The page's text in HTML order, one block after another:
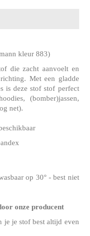
kleur 883)
die zacht aanvoelt en
Met een gladde
is deze stof stof perfect
(bomber)jassen,
net).
op 30° - best niet
onze producent
je je stof best altijd even